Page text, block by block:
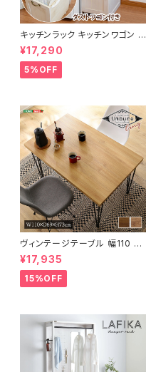
キッチンラック キッチンワゴン キ
ャスター付き 収納ラック 一人暮
らし スリムキッチンラック 幅30
cm 完成品
¥17,290
5%OFF
ヴィンテージテーブル 幅110 ダ
イニングテーブル リビングテー
ブル サイドテーブル 新生活 模
様替え
¥17,935
15%OFF